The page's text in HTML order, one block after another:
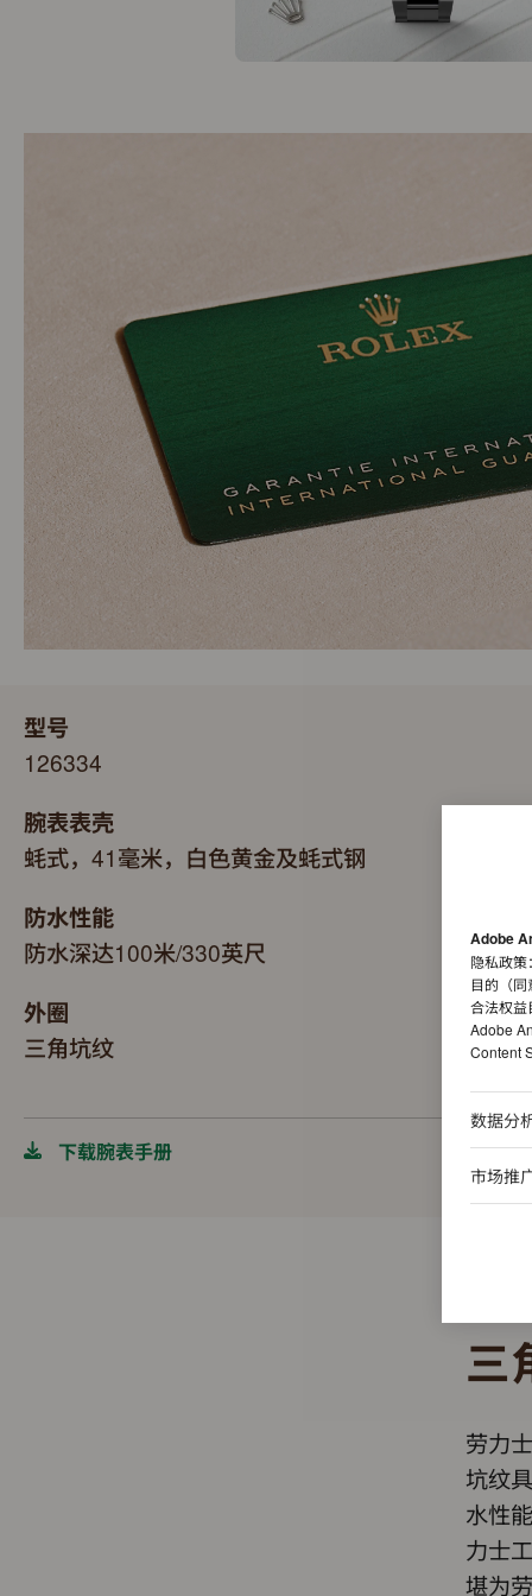
型号
126334
腕表表壳
蚝式，41毫米，白色黄金及蚝式钢
防水性能
防水深达100米/330英尺
外圈
三角坑纹
下载腕表手册
三
劳力
坑纹
水性
力士
堪为
Adobe
隐私政策
目的（同
合法权益
Adobe
Content
数据分
市场推